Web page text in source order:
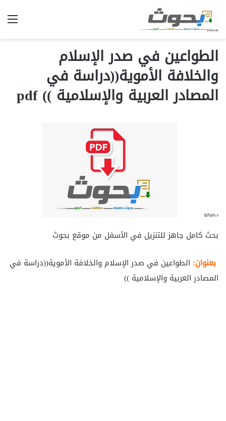
الطواعين في صدر الإسلام
والخلافة الأموية((دراسة في
المصادر العربية والإسلامية )) pdf
بحث كامل جاهز للتنزيل في الأسفل من موقع بحوث
بعنوان: الطواعين في صدر الإسلام والخلافة الأموية((دراسة في
المصادر العربية والإسلامية ))